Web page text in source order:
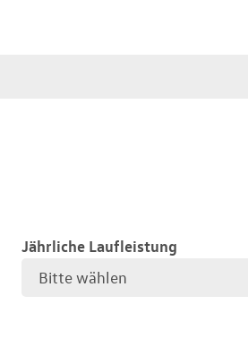
Jährliche Laufleistung